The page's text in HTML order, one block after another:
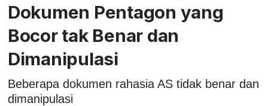
Dokumen Pentagon yang
Bocor tak Benar dan
Dimanipulasi
Beberapa dokumen rahasia AS tidak benar dan
dimanipulasi